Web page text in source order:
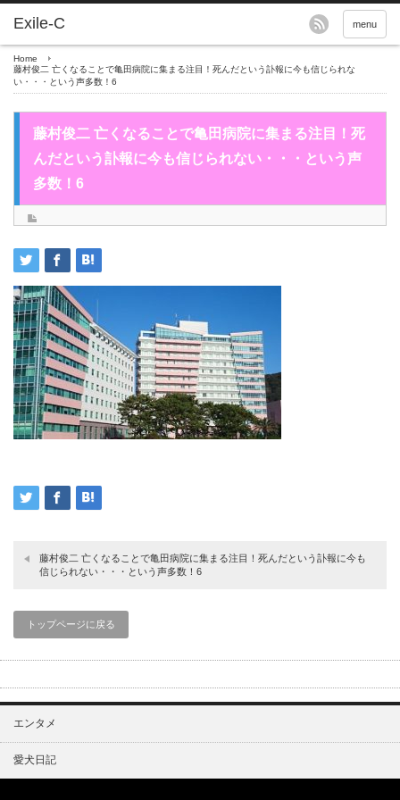
menu
Home
藤村俊二 亡くなることで亀田病院に集まる注目！死んだという訃報に今も信じられな
い・・・という声多数！6
藤村俊二 亡くなることで亀田病院に集まる注目！死
んだという訃報に今も信じられない・・・という声
多数！6
藤村俊二 亡くなることで亀田病院に集まる注目！死んだという訃報に今も
信じられない・・・という声多数！6
トップページに戻る
エンタメ
愛犬日記